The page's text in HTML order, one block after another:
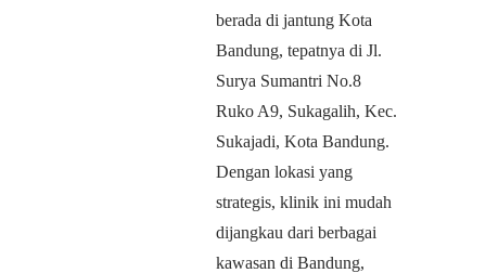
berada di jantung Kota
Bandung, tepatnya di Jl.
Surya Sumantri No.8
Ruko A9, Sukagalih, Kec.
Sukajadi, Kota Bandung.
Dengan lokasi yang
strategis, klinik ini mudah
dijangkau dari berbagai
kawasan di Bandung,